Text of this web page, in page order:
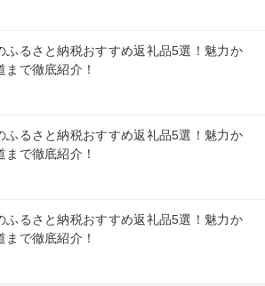
ふるさと納税おすすめ返礼品5選！魅力か
まで徹底紹介！
ふるさと納税おすすめ返礼品5選！魅力か
まで徹底紹介！
ふるさと納税おすすめ返礼品5選！魅力か
まで徹底紹介！